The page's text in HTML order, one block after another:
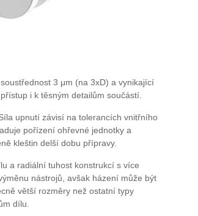
3 μm (na 3xD) a vynikající
i k těsným detailům součástí.
upnutí závisí na tolerancích vnitřního
pořízení ohřevné jednotky a
kleštin delší dobu přípravy.
a radiální tuhost konstrukcí s více
nástrojů, avšak házení může být
větší rozměry než ostatní typy
dílu.